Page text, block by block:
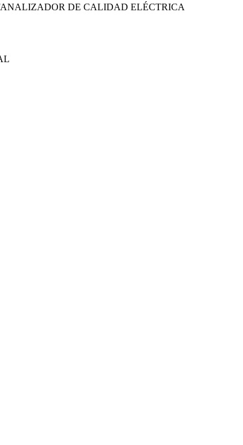
DE CALIDAD ELÉCTRICA